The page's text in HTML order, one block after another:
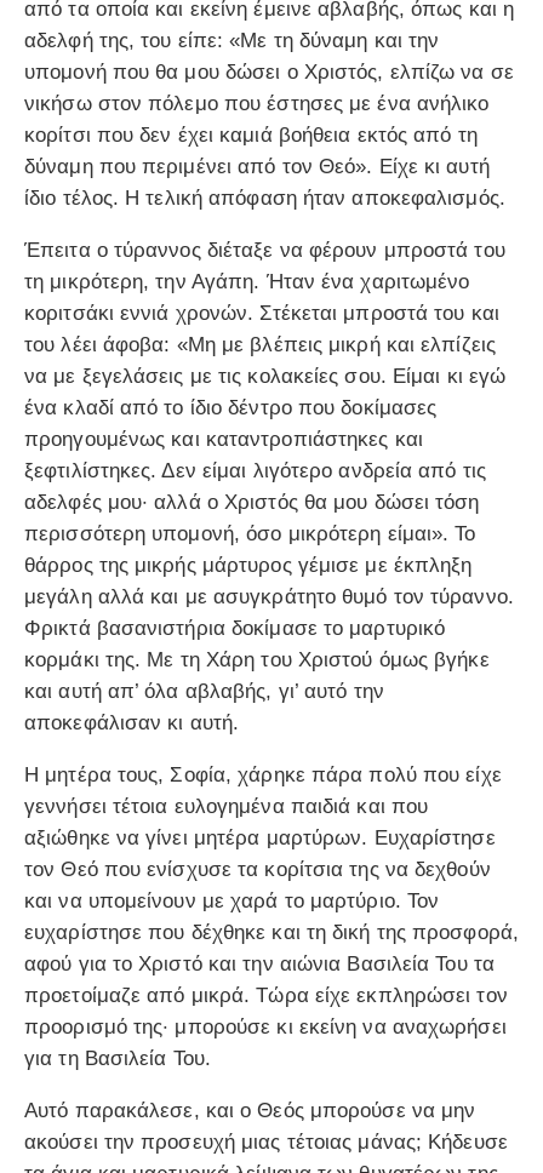
από τα οποία και εκείνη έμεινε αβλαβής, όπως και η
αδελφή της, του είπε: «Με τη δύναμη και την
υπομονή που θα μου δώσει ο Χριστός, ελπίζω να σε
νικήσω στον πόλεμο που έστησες με ένα ανήλικο
κορίτσι που δεν έχει καμιά βοήθεια εκτός από τη
δύναμη που περιμένει από τον Θεό». Είχε κι αυτή
ίδιο τέλος. Η τελική απόφαση ήταν αποκεφαλισμός.
Έπειτα ο τύραννος διέταξε να φέρουν μπροστά του
τη μικρότερη, την Αγάπη. Ήταν ένα χαριτωμένο
κοριτσάκι εννιά χρονών. Στέκεται μπροστά του και
του λέει άφοβα: «Μη με βλέπεις μικρή και ελπίζεις
να με ξεγελάσεις με τις κολακείες σου. Είμαι κι εγώ
ένα κλαδί από το ίδιο δέντρο που δοκίμασες
προηγουμένως και καταντροπιάστηκες και
ξεφτιλίστηκες. Δεν είμαι λιγότερο ανδρεία από τις
αδελφές μου· αλλά ο Χριστός θα μου δώσει τόση
περισσότερη υπομονή, όσο μικρότερη είμαι». Το
θάρρος της μικρής μάρτυρος γέμισε με έκπληξη
μεγάλη αλλά και με ασυγκράτητο θυμό τον τύραννο.
Φρικτά βασανιστήρια δοκίμασε το μαρτυρικό
κορμάκι της. Με τη Χάρη του Χριστού όμως βγήκε
και αυτή απ’ όλα αβλαβής, γι’ αυτό την
αποκεφάλισαν κι αυτή.
Η μητέρα τους, Σοφία, χάρηκε πάρα πολύ που είχε
γεννήσει τέτοια ευλογημένα παιδιά και που
αξιώθηκε να γίνει μητέρα μαρτύρων. Ευχαρίστησε
τον Θεό που ενίσχυσε τα κορίτσια της να δεχθούν
και να υπομείνουν με χαρά το μαρτύριο. Τον
ευχαρίστησε που δέχθηκε και τη δική της προσφορά,
αφού για το Χριστό και την αιώνια Βασιλεία Του τα
προετοίμαζε από μικρά. Τώρα είχε εκπληρώσει τον
προορισμό της· μπορούσε κι εκείνη να αναχωρήσει
για τη Βασιλεία Του.
Αυτό παρακάλεσε, και ο Θεός μπορούσε να μην
ακούσει την προσευχή μιας τέτοιας μάνας; Κήδευσε